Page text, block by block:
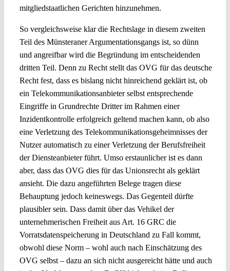
mitgliedstaatlichen Gerichten hinzunehmen.
So vergleichsweise klar die Rechtslage in diesem zweiten
Teil des Münsteraner Argumentationsgangs ist, so dünn
und angreifbar wird die Begründung im entscheidenden
dritten Teil. Denn zu Recht stellt das OVG für das deutsche
Recht fest, dass es bislang nicht hinreichend geklärt ist, ob
ein Telekommunikationsanbieter selbst entsprechende
Eingriffe in Grundrechte Dritter im Rahmen einer
Inzidentkontrolle erfolgreich geltend machen kann, ob also
eine Verletzung des Telekommunikationsgeheimnisses der
Nutzer automatisch zu einer Verletzung der Berufsfreiheit
der Diensteanbieter führt. Umso erstaunlicher ist es dann
aber, dass das OVG dies für das Unionsrecht als geklärt
ansieht. Die dazu angeführten Belege tragen diese
Behauptung jedoch keineswegs. Das Gegenteil dürfte
plausibler sein. Dass damit über das Vehikel der
unternehmerischen Freiheit aus Art. 16 GRC die
Vorratsdatenspeicherung in Deutschland zu Fall kommt,
obwohl diese Norm – wohl auch nach Einschätzung des
OVG selbst – dazu an sich nicht ausgereicht hätte und auch